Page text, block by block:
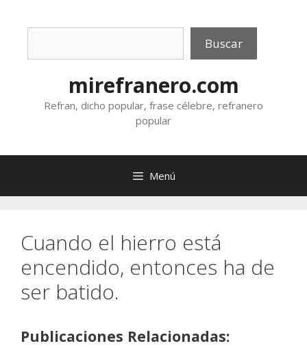
Buscar
mirefranero.com
Refran, dicho popular, frase célebre, refranero
popular
Menú
Cuando el hierro está
encendido, entonces ha de
ser batido.
Publicaciones Relacionadas: